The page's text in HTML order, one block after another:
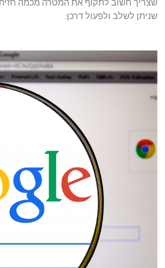
שניתן לשלב ולפעול דרכן: